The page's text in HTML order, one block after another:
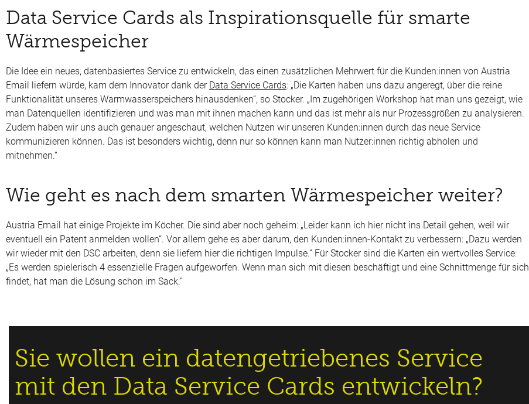
Data Service Cards als Inspirationsquelle für smarte
Wärmespeicher
Die Idee ein neues, datenbasiertes Service zu entwickeln, das einen zusätzlichen Mehrwert für die Kunden:innen von Austria
Email liefern würde, kam dem Innovator dank der Data Service Cards: „Die Karten haben uns dazu angeregt, über die reine
Funktionalität unseres Warmwasserspeichers hinausdenken“, so Stocker. „Im zugehörigen Workshop hat man uns gezeigt, wie
man Datenquellen identifizieren und was man mit ihnen machen kann und das ist mehr als nur Prozessgrößen zu analysieren.
Zudem haben wir uns auch genauer angeschaut, welchen Nutzen wir unseren Kunden:innen durch das neue Service
kommunizieren können. Das ist besonders wichtig, denn nur so können kann man Nutzer:innen richtig abholen und
mitnehmen.“
Wie geht es nach dem smarten Wärmespeicher weiter?​
Austria Email hat einige Projekte im Köcher. Die sind aber noch geheim: „Leider kann ich hier nicht ins Detail gehen, weil wir
eventuell ein Patent anmelden wollen“. Vor allem gehe es aber darum, den Kunden:innen-Kontakt zu verbessern: „Dazu werden
wir wieder mit den DSC arbeiten, denn sie liefern hier die richtigen Impulse.“ Für Stocker sind die Karten ein wertvolles Service:
„Es werden spielerisch 4 essenzielle Fragen aufgeworfen. Wenn man sich mit diesen beschäftigt und eine Schnittmenge für sich
findet, hat man die Lösung schon im Sack.“
Sie wollen ein datengetriebenes Service
mit den Data Service Cards entwickeln?